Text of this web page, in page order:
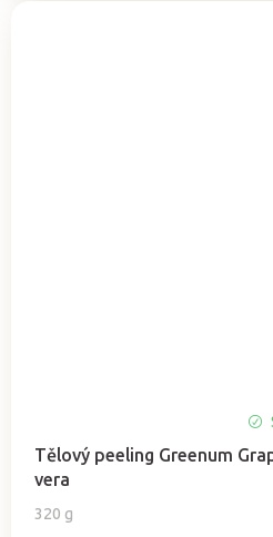
Tělový peeling Greenum
vera
320 g